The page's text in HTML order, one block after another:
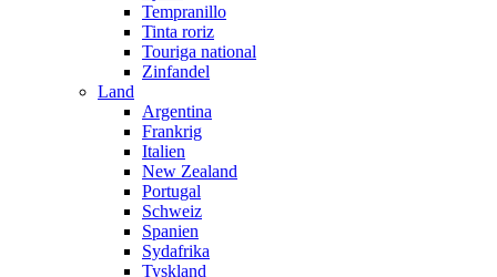
Tempranillo
Tinta roriz
Touriga national
Zinfandel
Land
Argentina
Frankrig
Italien
New Zealand
Portugal
Schweiz
Spanien
Sydafrika
Tyskland